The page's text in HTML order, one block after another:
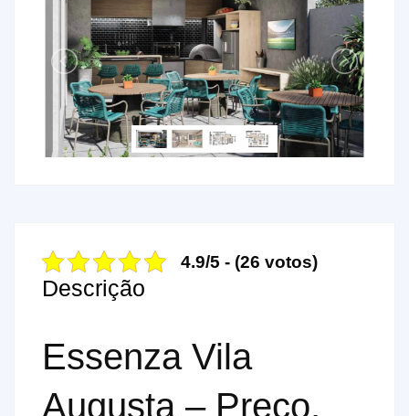
4.9/5 - (26 votos)
Descrição
Essenza Vila
Augusta – Preço,